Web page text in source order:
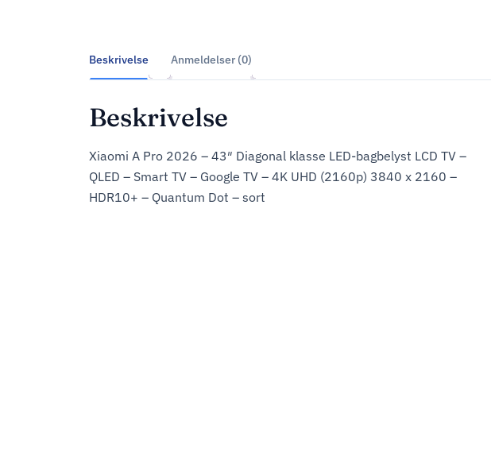
Beskrivelse Anmeldelser (0)
Beskrivelse
Xiaomi A Pro 2026 – 43″ Diagonal klasse LED-bagbelyst LCD TV –
QLED – Smart TV – Google TV – 4K UHD (2160p) 3840 x 2160 –
HDR10+ – Quantum Dot – sort